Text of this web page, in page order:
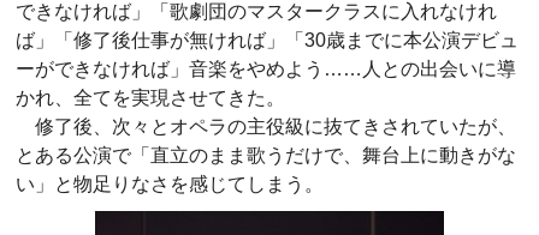
できなければ」「歌劇団のマスタークラスに入れなけれ
ば」「修了後仕事が無ければ」「30歳までに本公演デビュ
ーができなければ」音楽をやめよう……人との出会いに導
かれ、全てを実現させてきた。
修了後、次々とオペラの主役級に抜てきされていたが、
とある公演で「直立のまま歌うだけで、舞台上に動きがな
い」と物足りなさを感じてしまう。